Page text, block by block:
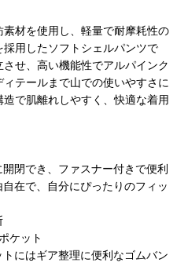
材を使用し、軽量で耐摩耗性の
用したソフトシェルパンツで
せ、高い機能性でアルパインク
テールまで山での使いやすさに
で肌離れしやすく、快適な着用
閉でき、ファスナー付きで便利
在で、自分にぴったりのフィッ
ケット
にはギア整理に便利なゴムバン